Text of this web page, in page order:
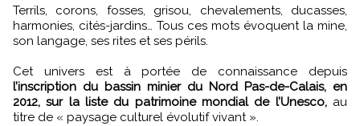
Terrils, corons, fosses, grisou, chevalements, ducasses,
harmonies, cités-jardins… Tous ces mots évoquent la mine,
son langage, ses rites et ses périls.
Cet univers est à portée de connaissance depuis
l’inscription du bassin minier du Nord Pas-de-Calais, en
2012, sur la liste du patrimoine mondial de l’Unesco,au
titre de « paysage culturel évolutif vivant ».